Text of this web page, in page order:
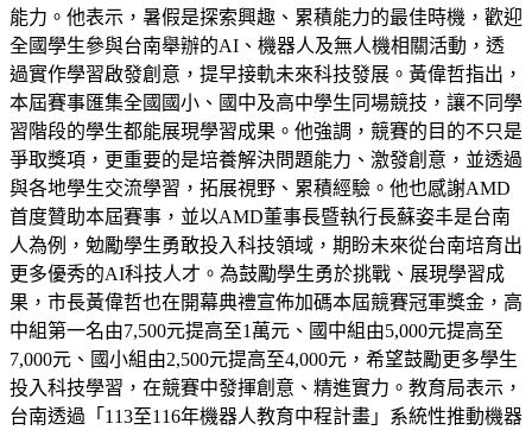
能力。他表示，暑假是探索興趣、累積能力的最佳時機，歡迎
全國學生參與台南舉辦的AI、機器人及無人機相關活動，透
過實作學習啟發創意，提早接軌未來科技發展。黃偉哲指出，
本屆賽事匯集全國國小、國中及高中學生同場競技，讓不同學
習階段的學生都能展現學習成果。他強調，競賽的目的不只是
爭取獎項，更重要的是培養解決問題能力、激發創意，並透過
與各地學生交流學習，拓展視野、累積經驗。他也感謝AMD
首度贊助本屆賽事，並以AMD董事長暨執行長蘇姿丰是台南
人為例，勉勵學生勇敢投入科技領域，期盼未來從台南培育出
更多優秀的AI科技人才。為鼓勵學生勇於挑戰、展現學習成
果，市長黃偉哲也在開幕典禮宣佈加碼本屆競賽冠軍獎金，高
中組第一名由7,500元提高至1萬元、國中組由5,000元提高至
7,000元、國小組由2,500元提高至4,000元，希望鼓勵更多學生
投入科技學習，在競賽中發揮創意、精進實力。教育局表示，
台南透過「113至116年機器人教育中程計畫」系統性推動機器